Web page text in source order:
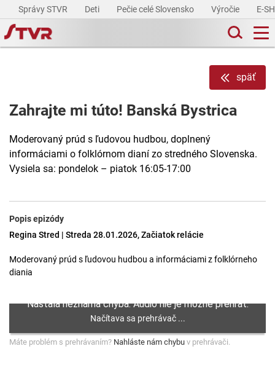
Správy STVR Deti Pečie celé Slovensko Výročie E-
späť
Zahrajte mi túto! Banská Bystrica
Moderovaný prúd s ľudovou hudbou, doplnený
informáciami o folklórnom dianí zo stredného Slovenska.
Vysiela sa: pondelok – piatok 16:05-17:00
Popis epizódy
Regina Stred | Streda 28.01.2026, Začiatok relácie
Moderovaný prúd s ľudovou hudbou a informáciami z folklórneho
diania
Máte problém s prehrávaním? Nahláste nám chybu v prehrávači.